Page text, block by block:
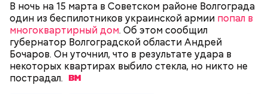
В ночь на 15 марта в Советском районе Волгограда
один из беспилотников украинской армии попал в
многоквартирный дом. Об этом сообщил
губернатор Волгоградской области Андрей
Бочаров. Он уточнил, что в результате удара в
некоторых квартирах выбило стекла, но никто не
пострадал.
— Гасанов, являясь индивидуальным
предпринимателем, осуществлял
предпринимательскую деятельность в области